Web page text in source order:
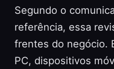
Segundo o
referência, essa
frentes do negócio.
PC, dispositivos